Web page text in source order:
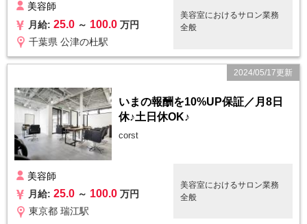
美容師
月給: 25.0 ～ 100.0 万円
千葉県 公津の杜駅
美容室におけるサロン業務
全般
2024/05/17更新
いまの報酬を10%UP保証／月8日
休♪土日休OK♪
corst
美容師
月給: 25.0 ～ 100.0 万円
東京都 瑞江駅
美容室におけるサロン業務
全般